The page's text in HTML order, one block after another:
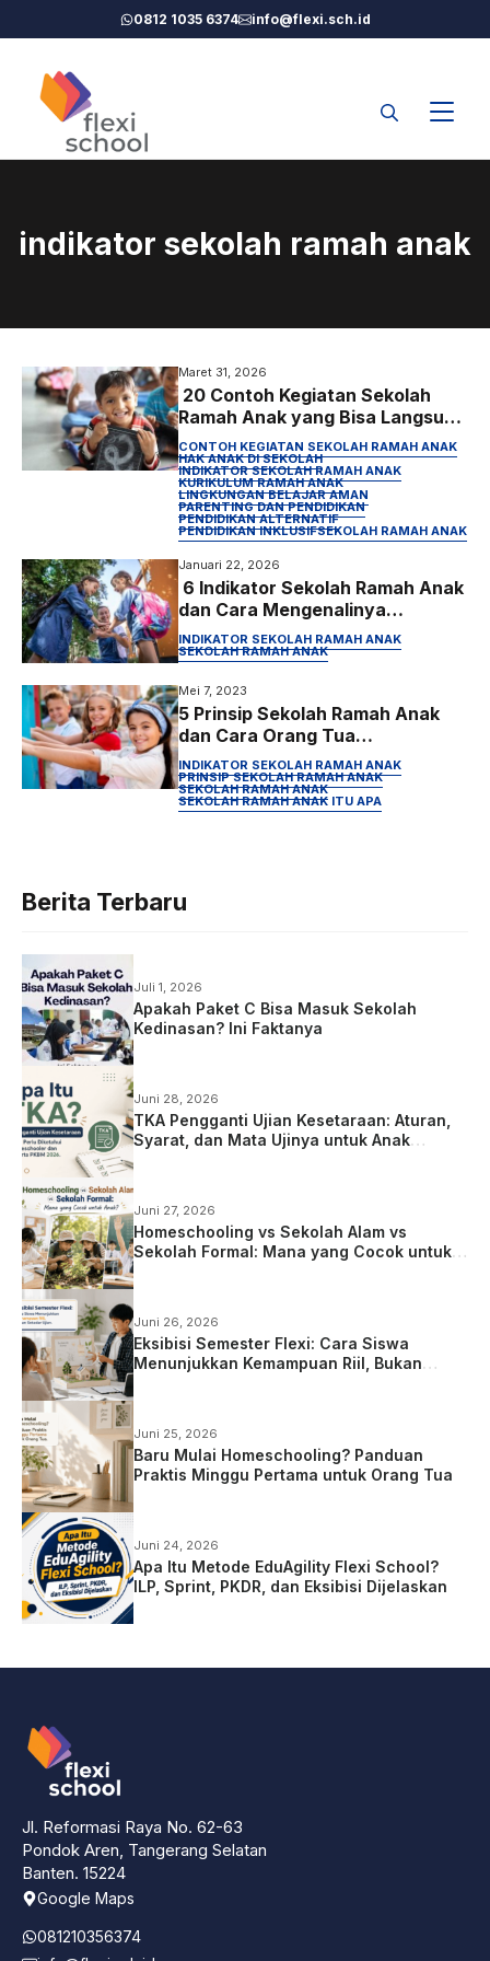
ke
0812 1035 6374 info@flexi.sch.id
indikator sekolah ramah anak
Maret 31, 2026
20 Contoh Kegiatan Sekolah
Ramah Anak yang Bisa Langsung
Diterapkan (2026)
CONTOH KEGIATAN SEKOLAH RAMAH ANAK
HAK ANAK DI SEKOLAH
INDIKATOR SEKOLAH RAMAH ANAK
KURIKULUM RAMAH ANAK
LINGKUNGAN BELAJAR AMAN
PARENTING DAN PENDIDIKAN
PENDIDIKAN ALTERNATIF
PENDIDIKAN INKLUSIFSEKOLAH RAMAH ANAK
Januari 22, 2026
6 Indikator Sekolah Ramah Anak
dan Cara Mengenalinya
(Panduan Lengkap 2026)
INDIKATOR SEKOLAH RAMAH ANAK
SEKOLAH RAMAH ANAK
Mei 7, 2023
5 Prinsip Sekolah Ramah Anak
dan Cara Orang Tua
Mengenalinya
INDIKATOR SEKOLAH RAMAH ANAK
PRINSIP SEKOLAH RAMAH ANAK
SEKOLAH RAMAH ANAK
SEKOLAH RAMAH ANAK ITU APA
Berita Terbaru
Juli 1, 2026
Apakah Paket C Bisa Masuk Sekolah
Kedinasan? Ini Faktanya
Juni 28, 2026
TKA Pengganti Ujian Kesetaraan: Aturan,
Syarat, dan Mata Ujinya untuk Anak
Juni 27, 2026
Homeschooling vs Sekolah Alam vs
Sekolah Formal: Mana yang Cocok untuk
Juni 26, 2026
Eksibisi Semester Flexi: Cara Siswa
Menunjukkan Kemampuan Riil, Bukan
Juni 25, 2026
Baru Mulai Homeschooling? Panduan
Praktis Minggu Pertama untuk Orang Tua
Juni 24, 2026
Apa Itu Metode EduAgility Flexi School?
ILP, Sprint, PKDR, dan Eksibisi Dijelaskan
Jl. Reformasi Raya No. 62-63
Pondok Aren, Tangerang Selatan
Banten. 15224
Google Maps
081210356374